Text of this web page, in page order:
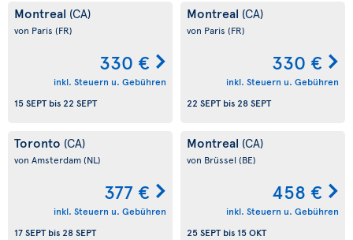
Montreal (CA)
von Paris (FR)
330 €
inkl. Steuern u. Gebühren
15 SEPTbis22 SEPT
Montreal (CA)
von Paris (FR)
330 €
inkl. Steuern u. Gebühren
22 SEPTbis28 SEPT
Toronto (CA)
von Amsterdam(NL)
377 €
inkl. Steuern u. Gebühren
17 SEPTbis28 SEPT
Montreal (CA)
von Brüssel (BE)
458 €
inkl. Steuern u. Gebühren
25 SEPTbis 15 OKT